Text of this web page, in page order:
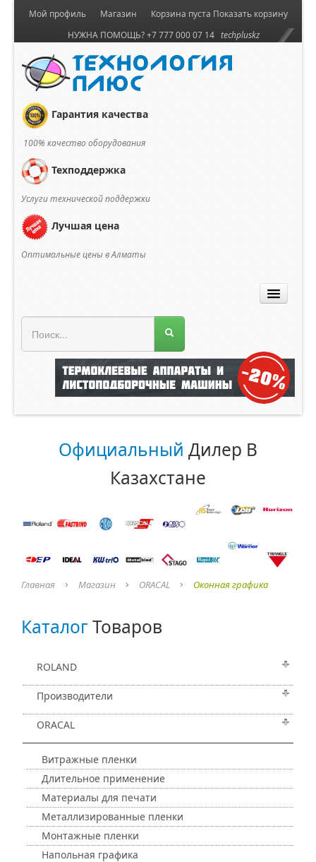
Корзина пуста Показать корзину
Мой профиль
Магазин
НУЖНА ПОМОЩЬ? +7 777 000 07 14 techpluskz
Гарантия качества
100% качество оборудования
Техподдержка
Услуги технической поддержки
Лучшая цена
Оптимальные цены в Алматы
Официальный Дилер В
Казахстане
Главная Магазин ORACAL Оконная графика
КаталогТоваров
ROLAND
Производители
ORACAL
Витражные пленки
Длительное применение
Материалы для печати
Металлизированные пленки
Монтажные пленки
Напольная графика